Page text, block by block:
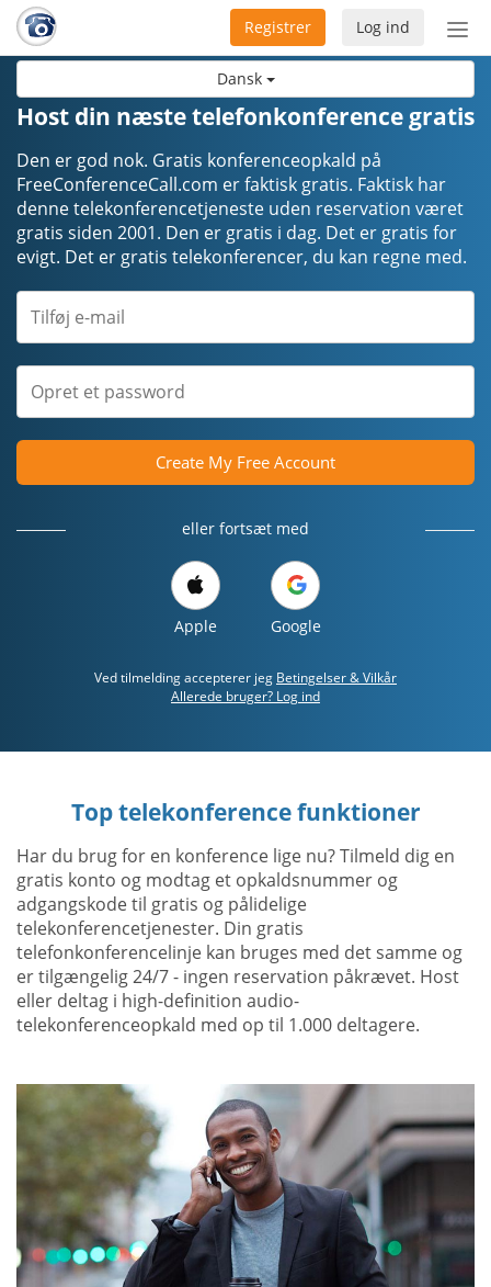
Dansk
Slå
Log ind
Registrer
Host din næste telefonkonference gratis
Den er god nok. Gratis konferenceopkald på
FreeConferenceCall.com er faktisk gratis. Faktisk har
denne telekonferencetjeneste uden reservation været
gratis siden 2001. Den er gratis i dag. Det er gratis for
evigt. Det er gratis telekonferencer, du kan regne med.
Create My Free Account
eller fortsæt med
Apple Google
Ved tilmelding accepterer jeg Betingelser & Vilkår
Allerede bruger? Log ind
Top telekonference funktioner
Har du brug for en konference lige nu? Tilmeld dig en
gratis konto og modtag et opkaldsnummer og
adgangskode til gratis og pålidelige
telekonferencetjenester. Din gratis
telefonkonferencelinje kan bruges med det samme og
er tilgængelig 24/7 - ingen reservation påkrævet. Host
eller deltag i high-definition audio-
telekonferenceopkald med op til 1.000 deltagere.